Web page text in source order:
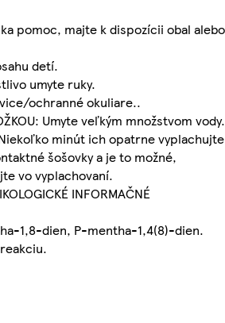
pomoc, majte k dispozícii obal alebo
detí.
umyte ruky.
ochranné okuliare..
Umyte veľkým množstvom vody.
Niekoľko minút ich opatrne vyplachujte
šošovky a je to možné,
vo vyplachovaní.
INFORMAČNÉ
1,8-dien, P-mentha-1,4(8)-dien.